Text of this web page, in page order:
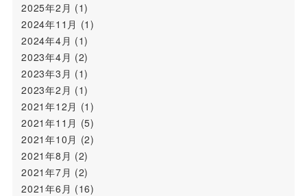
2025年2月 (1)
2024年11月 (1)
2024年4月 (1)
2023年4月 (2)
2023年3月 (1)
2023年2月 (1)
2021年12月 (1)
2021年11月 (5)
2021年10月 (2)
2021年8月 (2)
2021年7月 (2)
2021年6月 (16)